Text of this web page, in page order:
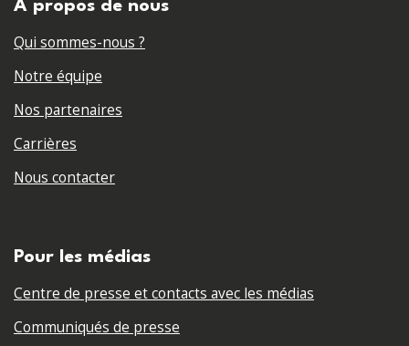
A propos de nous
Qui sommes-nous ?
Notre équipe
Nos partenaires
Carrières
Nous contacter
Pour les médias
Centre de presse et contacts avec les médias
Communiqués de presse